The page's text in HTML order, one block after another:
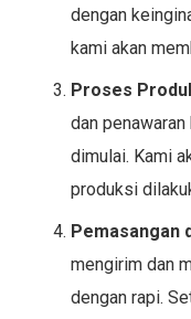
dengan
kami akan
Proses
dan
dimulai. Kami
produksi
Pemasangan
mengirim dan
dengan rapi.